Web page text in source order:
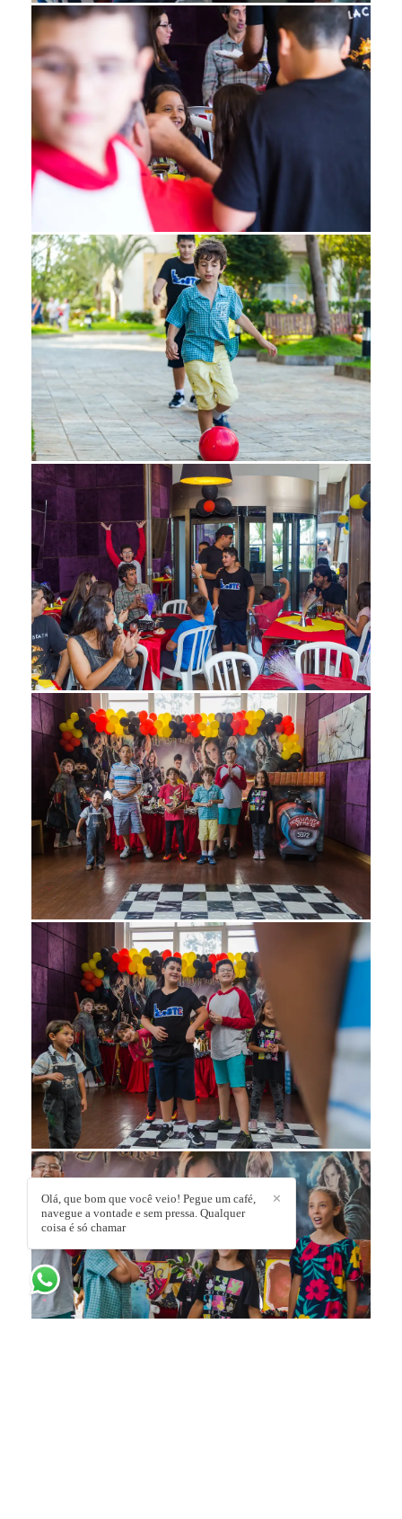
✕
Olá, que bom que você veio! Pegue um café,
navegue a vontade e sem pressa. Qualquer
coisa é só chamar